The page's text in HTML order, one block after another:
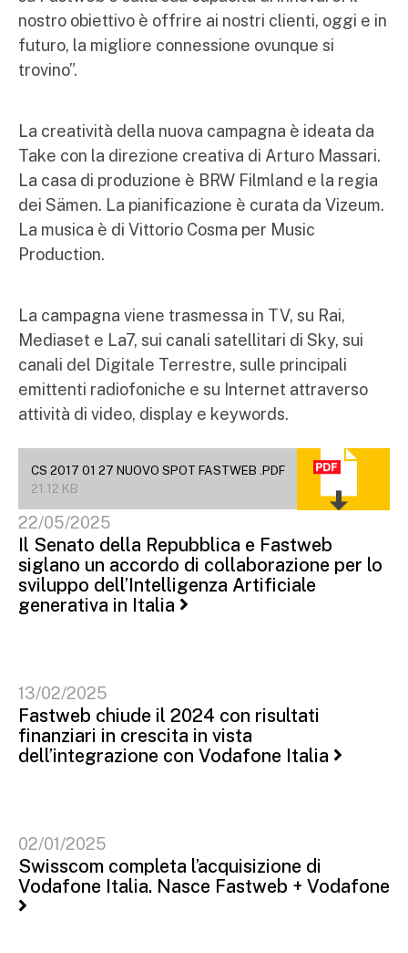
nostro obiettivo è offrire ai nostri clienti, oggi e in
futuro, la migliore connessione ovunque si
trovino”.
La creatività della nuova campagna è ideata da
Take con la direzione creativa di Arturo Massari.
La casa di produzione è BRW Filmland e la regia
dei Sämen. La pianificazione è curata da Vizeum.
La musica è di Vittorio Cosma per Music
Production.
La campagna viene trasmessa in TV, su Rai,
Mediaset e La7, sui canali satellitari di Sky, sui
canali del Digitale Terrestre, sulle principali
emittenti radiofoniche e su Internet attraverso
attività di video, display e keywords.
CS 2017 01 27 NUOVO SPOT FASTWEB .PDF
21.12 KB
22/05/2025
Il Senato della Repubblica e Fastweb
siglano un accordo di collaborazione per lo
sviluppo dell’Intelligenza Artificiale
generativa in Italia
13/02/2025
Fastweb chiude il 2024 con risultati
finanziari in crescita in vista
dell’integrazione con Vodafone Italia
02/01/2025
Swisscom completa l’acquisizione di
Vodafone Italia. Nasce Fastweb + Vodafone